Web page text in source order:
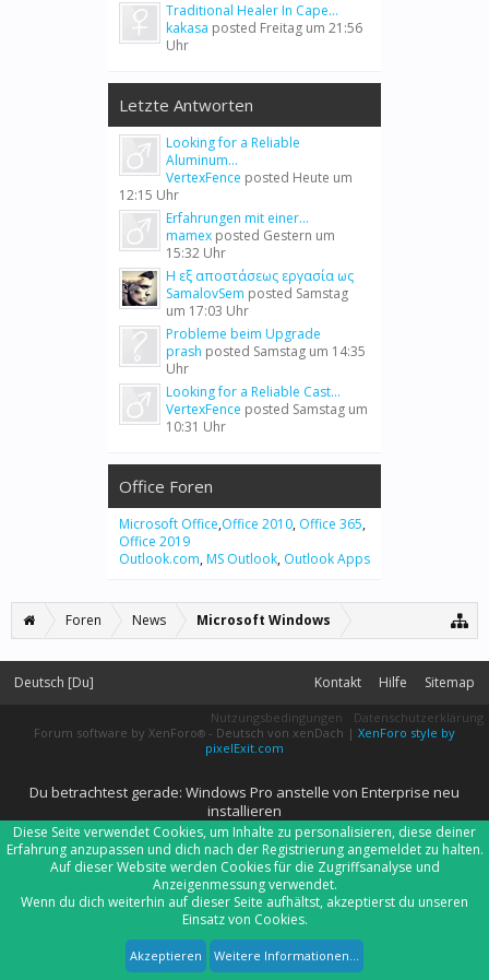
Traditional Healer In Cape...
kakasa posted Freitag um 21:56
Uhr
Letzte Antworten
Looking for a Reliable
Aluminum...
VertexFence posted Heute um
12:15 Uhr
Erfahrungen mit einer...
mamex posted Gestern um
15:32 Uhr
Η εξ αποστάσεως εργασία ως
SamalovSem posted Samstag
um 17:03 Uhr
Probleme beim Upgrade
prash posted Samstag um 14:35
Uhr
Looking for a Reliable Cast...
VertexFence posted Samstag um
10:31 Uhr
Office Foren
Microsoft Office,Office 2010, Office 365,
Office 2019
Outlook.com, MS Outlook, Outlook Apps
Foren News Microsoft Windows
Deutsch [Du] Kontakt Hilfe Sitemap
Nutzungsbedingungen
Datenschutzerklärung
Forum software by XenForo® - Deutsch von xenDach | XenForo style by
pixelExit.com
Du betrachtest gerade: Windows Pro anstelle von Enterprise neu
installieren
Diese Seite verwendet Cookies, um Inhalte zu personalisieren, diese deiner
Erfahrung anzupassen und dich nach der Registrierung angemeldet zu halten.
Auf dieser Website werden Cookies für die Zugriffsanalyse und
Anzeigenmessung verwendet.
Wenn du dich weiterhin auf dieser Seite aufhältst, akzeptierst du unseren
Einsatz von Cookies.
Akzeptieren Weitere Informationen...